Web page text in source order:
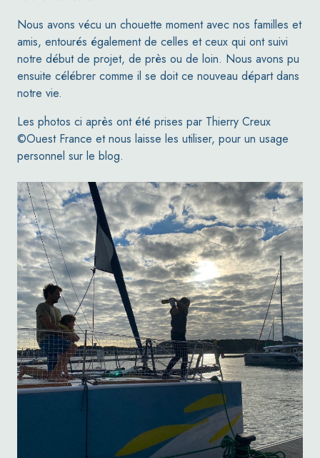
Nous avons vécu un chouette moment avec nos familles et
amis, entourés également de celles et ceux qui ont suivi
notre début de projet, de près ou de loin. Nous avons pu
ensuite célébrer comme il se doit ce nouveau départ dans
notre vie.
Les photos ci après ont été prises par Thierry Creux
©Ouest France et nous laisse les utiliser, pour un usage
personnel sur le blog.